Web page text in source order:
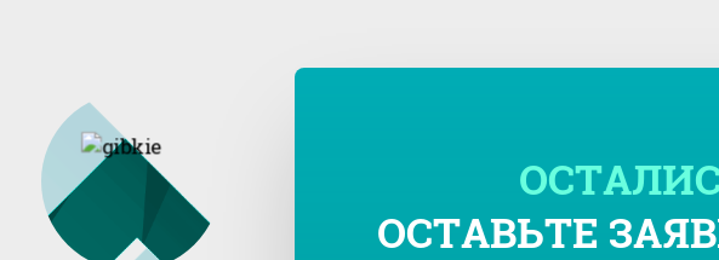
ОСТАВЬТЕ